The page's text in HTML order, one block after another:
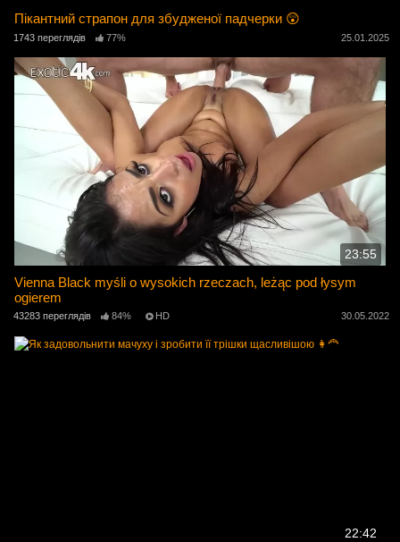
Пікантний страпон для збудженої падчерки 😲
1743 переглядів 77% 25.01.2025
23:55
Vienna Black myśli o wysokich rzeczach, leżąc pod łysym
ogierem
43283 переглядів 84% HD 30.05.2022
22:42